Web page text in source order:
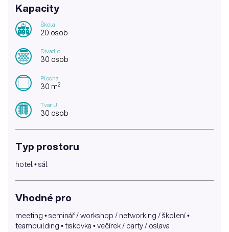
Kapacity
Škola
20 osob
Divadlo
30 osob
Plocha
30 m2
Tvar U
30 osob
Typ prostoru
hotel • sál
Vhodné pro
meeting • seminář / workshop / networking / školení •
teambuilding • tiskovka • večírek / party / oslava